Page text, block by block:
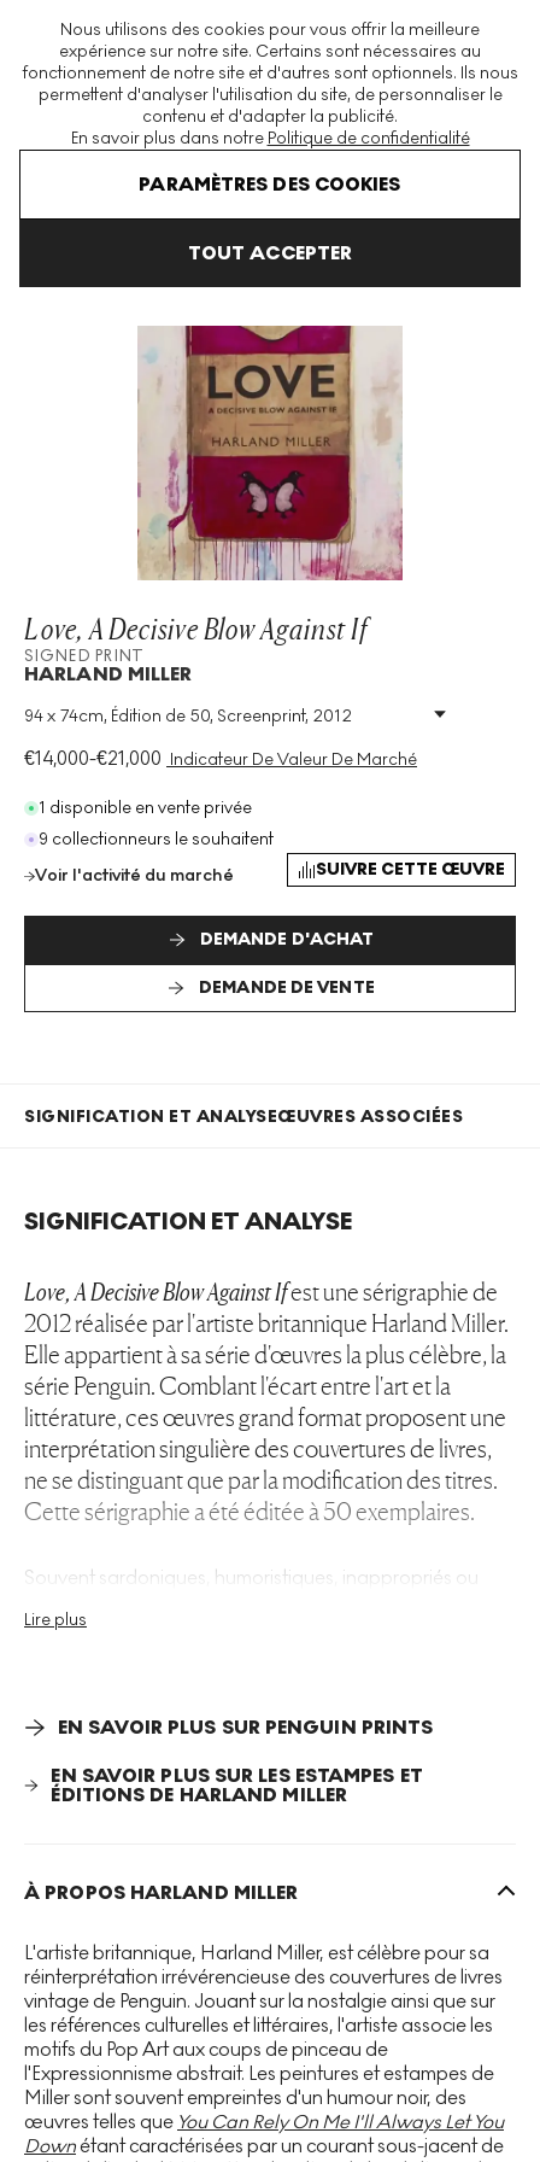
Nous utilisons des cookies pour vous offrir la meilleure
expérience sur notre site. Certains sont nécessaires au
fonctionnement de notre site et d'autres sont optionnels. Ils nous
permettent d'analyser l'utilisation du site, de personnaliser le
contenu et d'adapter la publicité.
En savoir plus dans notre Politique de confidentialité
PARAMÈTRES DES COOKIES
TOUT ACCEPTER
La plus grande plateforme mondiale d'estampes et éditions
modernes et contemporaines
Harland Miller Penguin Prints
Love, A Decisive Blow Against If
SIGNED PRINT
HARLAND MILLER
94 x 74cm, Édition de 50, Screenprint, 2012
Technique
Screenprint
Taille De L'édition
50
Taille: H 94cm X W 74cm
Signé: Oui
€14,000-€21,000 Indicateur De Valeur De Marché
1 disponible en vente privée
9 collectionneurs le souhaitent
Voir l'activité du marché
SUIVRE CETTE ŒUVRE
DEMANDE D'ACHAT
DEMANDE DE VENTE
SIGNIFICATION ET ANALYSEŒUVRES ASSOCIÉES
SIGNIFICATION ET ANALYSE
Love, A Decisive Blow Against Ifest une sérigraphie de
2012 réalisée par l'artiste britannique Harland Miller.
Elle appartient à sa série d'œuvres la plus célèbre, la
série Penguin. Comblant l'écart entre l'art et la
littérature, ces œuvres grand format proposent une
interprétation singulière des couvertures de livres,
ne se distinguant que par la modification des titres.
Cette sérigraphie a été éditée à 50 exemplaires.
Souvent sardoniques, humoristiques, inappropriés ou
l'artiste sur les images et offrent une tournure nouvelle à
panneau central, car les gens sont déjà habitués à la
poids que la peinture. »
long en suggérant de ne pas vivre selon le principe du « et
si ? ». Les titres, selon Miller, proviennent de « nulle part en
provocants ou poignants, subversivement
sociopolitiques, faisant parfois référence à l'auteur
original, tandis qu'à d'autres moments, comme dans Love,
A Decisive Blow Against If, ils citent ouvertement Miller lui-
même comme leur créateur. Parfois, les titres rappellent
des phrases issues de la culture populaire, provoquant un
écho de familiarité lointaine. Il préfère que le spectateur se
connecte personnellement aux phrases et tire ses propres
interprétations individuelles, plutôt que d'imposer son
Lire plus
EN SAVOIR PLUS SUR PENGUIN PRINTS
EN SAVOIR PLUS SUR LES ESTAMPES ET
ÉDITIONS DE HARLAND MILLER
À PROPOS HARLAND MILLER
L'artiste britannique, Harland Miller, est célèbre pour sa
réinterprétation irrévérencieuse des couvertures de livres
vintage de Penguin. Jouant sur la nostalgie ainsi que sur
les références culturelles et littéraires, l'artiste associe les
motifs du Pop Art aux coups de pinceau de
l'Expressionnisme abstrait. Les peintures et estampes de
Miller sont souvent empreintes d'un humour noir, des
œuvres telles que You Can Rely On Me I'll Always Let You
Down étant caractérisées par un courant sous-jacent de